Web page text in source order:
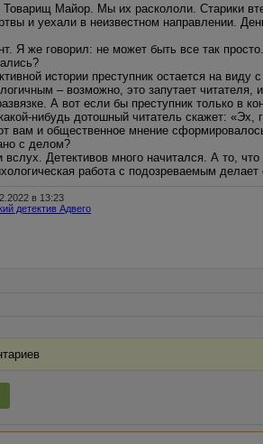
Майор. Мы их раскололи. Старики
и уехали в неизвестном направлении.
Я же говорил: не может быть все так просто.
истории преступник остается на
– возможно, это запутает
А вот если бы преступник только в
нибудь дотошный читатель скажет:
вам и общественное мнение
с делом?
Детективов много начитался. А то,
работа с подозреваемым
в 13:23
детектив Адвего